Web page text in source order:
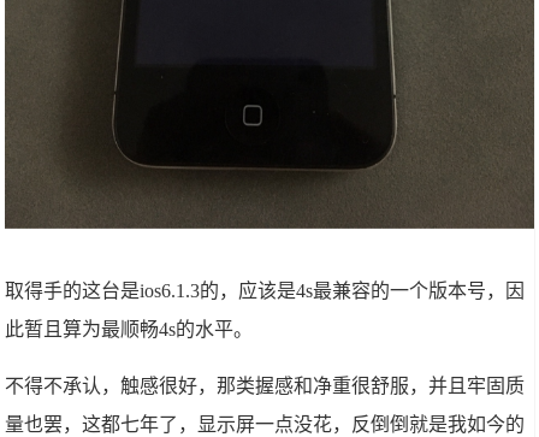
取得手的这台是ios6.1.3的，应该是4s最兼容的一个版本号，因
此暂且算为最顺畅4s的水平。
不得不承认，触感很好，那类握感和净重很舒服，并且牢固质
量也罢，这都七年了，显示屏一点没花，反倒倒就是我如今的